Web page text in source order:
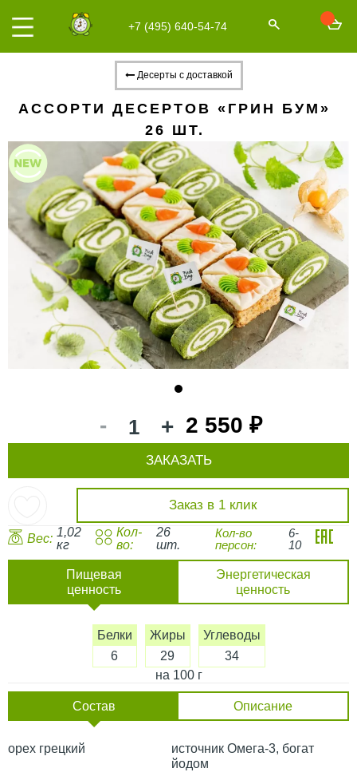
+7 (495) 640-54-74
Десерты с доставкой
АССОРТИ ДЕСЕРТОВ «ГРИН БУМ»
26 ШТ.
- + 2 550 ₽
Заказ в 1 клик
ЗАКАЗАТЬ
Вес: 1,02
кг
Кол-
во:
26
шт.
Кол-во
персон:
6-
10
Пищевая
ценность
Энергетическая
ценность
Белки
6
Жиры
29
Углеводы
34
на 100 г
Состав Описание
орех грецкий
источник Омега-3, богат
йодом